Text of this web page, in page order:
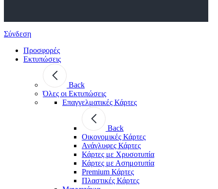
Σύνδεση
Προσφορές
Εκτυπώσεις
Back
Όλες οι Εκτυπώσεις
Επαγγελματικές Κάρτες
Back
Οικονομικές Κάρτες
Ανάγλυφες Κάρτες
Κάρτες με Χρυσοτυπία
Κάρτες με Ασημοτυπία
Premium Κάρτες
Πλαστικές Κάρτες